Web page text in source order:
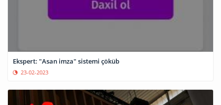
Ekspert: "Asan imza" sistemi çöküb
23-02-2023